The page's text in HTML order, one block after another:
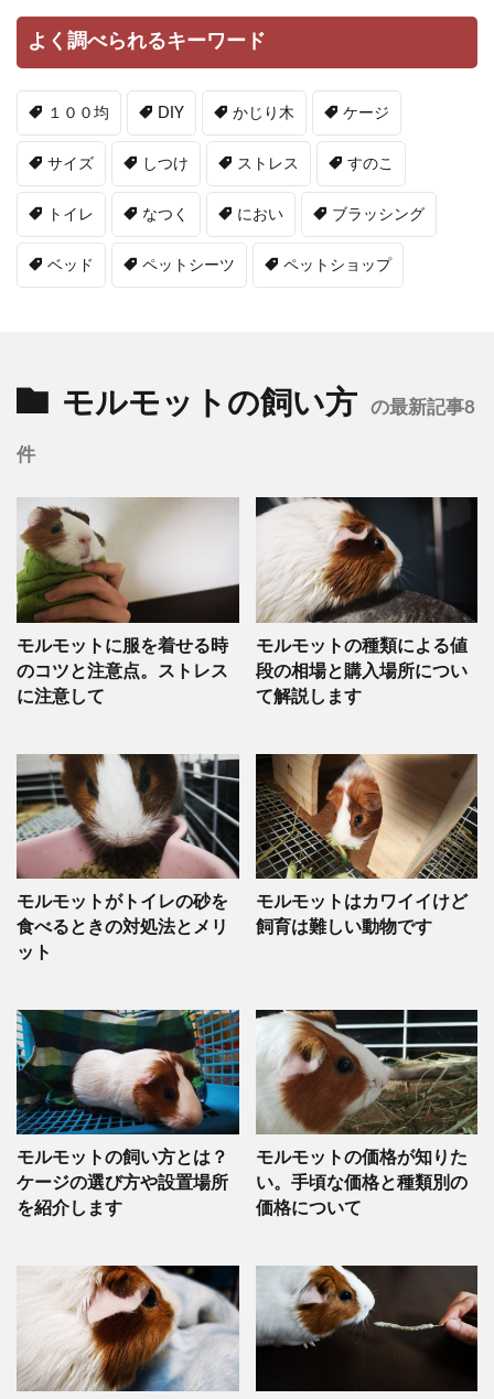
よく調べられるキーワード
１００均 DIY かじり木 ケージ
サイズ しつけ ストレス すのこ
トイレ なつく におい ブラッシング
ベッド ペットシーツ ペットショップ
モルモットの飼い方 の最新記事8
件
モルモットに服を着せる時
のコツと注意点。ストレス
に注意して
モルモットの種類による値
段の相場と購入場所につい
て解説します
モルモットがトイレの砂を
食べるときの対処法とメリ
ット
モルモットはカワイイけど
飼育は難しい動物です
モルモットの飼い方とは？
ケージの選び方や設置場所
を紹介します
モルモットの価格が知りた
い。手頃な価格と種類別の
価格について